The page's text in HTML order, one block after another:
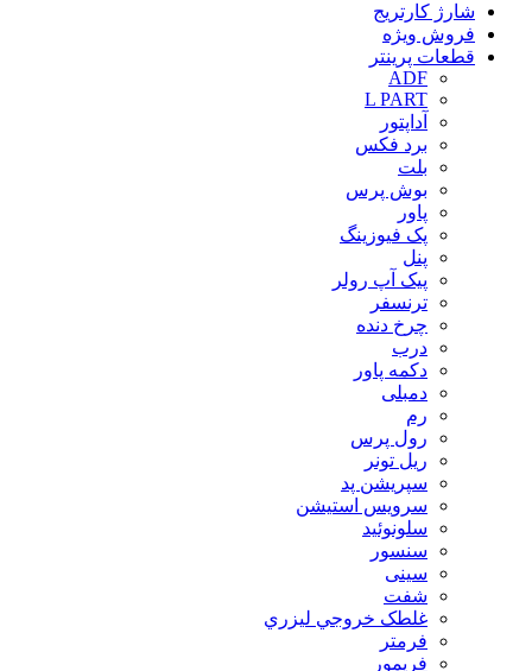
شارژ کارتریج
فروش ویژه
قطعات پرینتر
ADF
L PART
آداپتور
برد فکس
بلت
بوش پرس
پاور
پک فیوزینگ
پنل
پیک آپ رولر
ترنسفر
چرخ دنده
درب
دکمه پاور
دمبلی
رم
رول پرس
ریل تونر
سپریشن پد
سرویس استیشن
سلونوئید
سنسور
سینی
شفت
غلطک خروجي ليزري
فرمتر
فریمور